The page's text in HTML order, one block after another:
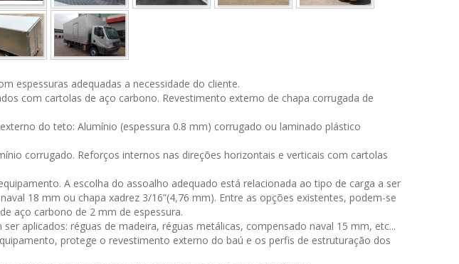
espessuras adequadas a necessidade do cliente.
com cartolas de aço carbono. Revestimento externo de chapa corrugada de
do teto: Alumínio (espessura 0.8 mm) corrugado ou laminado plástico
corrugado. Reforços internos nas direções horizontais e verticais com cartolas
A escolha do assoalho adequado está relacionada ao tipo de carga a ser
18 mm ou chapa xadrez 3/16”(4,76 mm). Entre as opções existentes, podem-se
aço carbono de 2 mm de espessura.
aplicados: réguas de madeira, réguas metálicas, compensado naval 15 mm, etc...
protege o revestimento externo do baú e os perfis de estruturação dos